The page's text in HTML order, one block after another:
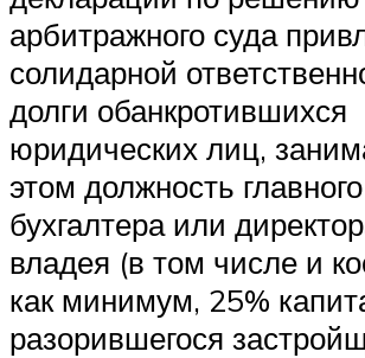
арбитражного суда
солидарной
долги обанкротившихся
юридических лиц,
этом должность главного
бухгалтера или
владея (в том числе и
как минимум, 25%
разорившегося